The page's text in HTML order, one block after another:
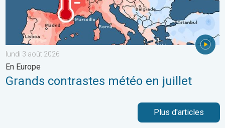
lundi 3 août 2026
En Europe
Grands contrastes météo en juillet
Plus d'articles